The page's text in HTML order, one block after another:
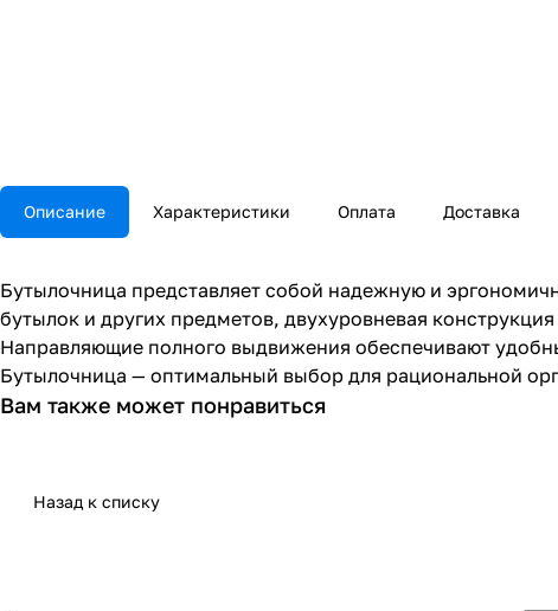
Описание Характеристики Оплата Доставка
Бутылочница представляет собой надежную и
бутылок и других предметов, двухуровневая
Направляющие полного выдвижения обеспечивают
Бутылочница — оптимальный выбор для рациональной
Вам также может понравиться
Назад к списку